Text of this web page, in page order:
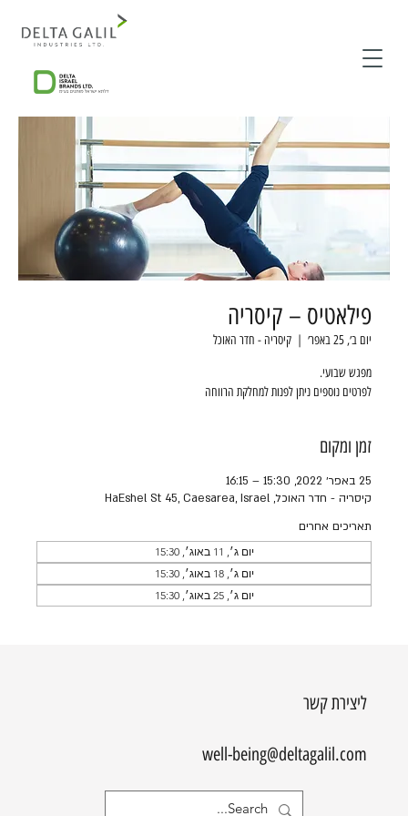
פילאטיס – קיסריה
יום ב׳, 25 באפר׳
  |
קיסריה - חדר האוכל
לפרטים נוספים ניתן לפנות למחלקת הרווחה
זמן ומקום
25 באפר׳ 2022, 15:30 – 16:15
קיסריה - חדר האוכל, HaEshel St 45, Caesarea, Israel
תאריכים אחרים
יום ג׳, 11 באוג׳, 15:30
יום ג׳, 18 באוג׳, 15:30
יום ג׳, 25 באוג׳, 15:30
ליצירת קשר
well-being@deltagalil.com